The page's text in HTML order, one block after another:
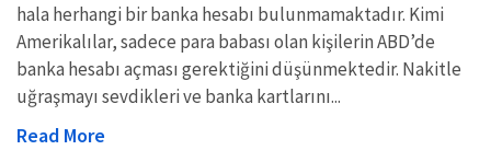
hala herhangi bir banka hesabı bulunmamaktadır. Kimi
Amerikalılar, sadece para babası olan kişilerin ABD’de
banka hesabı açması gerektiğini düşünmektedir. Nakitle
uğraşmayı sevdikleri ve banka kartlarını...
Read More